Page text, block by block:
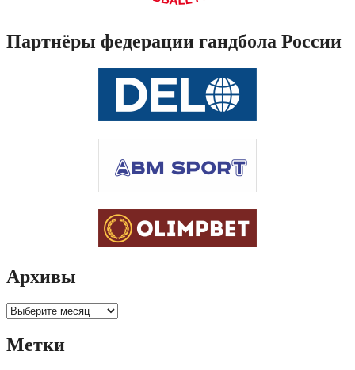
Партнёры федерации гандбола России
Архивы
Архивы
Метки